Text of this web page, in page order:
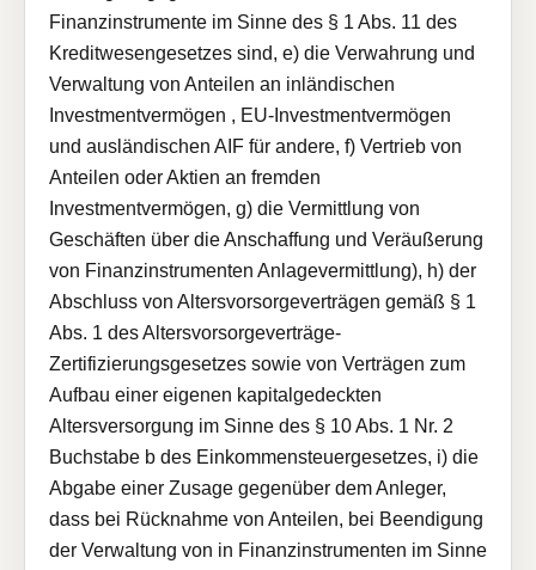
Finanzinstrumente im Sinne des § 1 Abs. 11 des
Kreditwesengesetzes sind, e) die Verwahrung und
Verwaltung von Anteilen an inländischen
Investmentvermögen , EU-Investmentvermögen
und ausländischen AIF für andere, f) Vertrieb von
Anteilen oder Aktien an fremden
Investmentvermögen, g) die Vermittlung von
Geschäften über die Anschaffung und Veräußerung
von Finanzinstrumenten Anlagevermittlung), h) der
Abschluss von Altersvorsorgeverträgen gemäß § 1
Abs. 1 des Altersvorsorgeverträge-
Zertifizierungsgesetzes sowie von Verträgen zum
Aufbau einer eigenen kapitalgedeckten
Altersversorgung im Sinne des § 10 Abs. 1 Nr. 2
Buchstabe b des Einkommensteuergesetzes, i) die
Abgabe einer Zusage gegenüber dem Anleger,
dass bei Rücknahme von Anteilen, bei Beendigung
der Verwaltung von in Finanzinstrumenten im Sinne